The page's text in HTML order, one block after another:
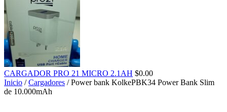
CARGADOR PRO 21 MICRO 2.1AH $0.00
Inicio /Cargadores / Power bank KolkePBK34 Power Bank Slim
de 10.000mAh